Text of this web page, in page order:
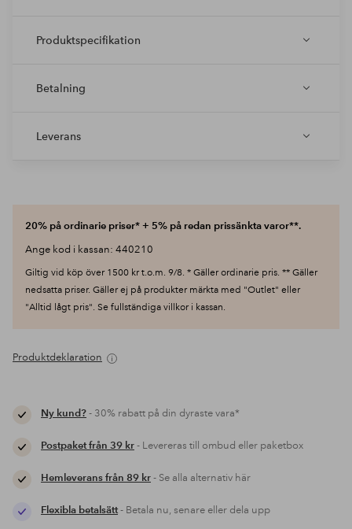
Produktspecifikation
Betalning
Leverans
20% på ordinarie priser* + 5% på redan prissänkta varor**.
Ange kod i kassan: 440210
Giltig vid köp över 1500 kr t.o.m. 9/8. * Gäller ordinarie pris. ** Gäller
nedsatta priser. Gäller ej på produkter märkta med "Outlet" eller
"Alltid lågt pris". Se fullständiga villkor i kassan.
Produktdeklaration
Ny kund?- 30% rabatt på din dyraste vara*
Postpaket från 39 kr- Levereras till ombud eller paketbox
Hemleverans från 89 kr- Se alla alternativ här
Flexibla betalsätt- Betala nu, senare eller dela upp